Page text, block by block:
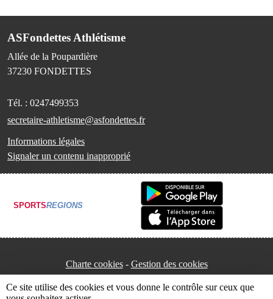
ASFondettes Athlétisme
Allée de la Poupardière
37230 FONDETTES
Tél. : 0247499353
secretaire-athletisme@asfondettes.fr
Informations légales
Signaler un contenu inapproprié
SPORTSREGIONS
Charte cookies Gestion des cookies
Ce site utilise des cookies et vous donne le contrôle sur ceux que